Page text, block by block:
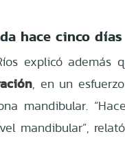
hace cinco días
explicó además
, en un
mandibular.
mandibular”,